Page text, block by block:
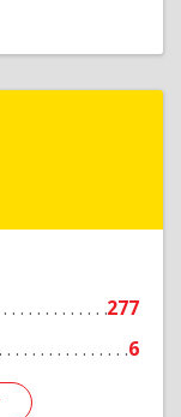
277
6
М.Горького